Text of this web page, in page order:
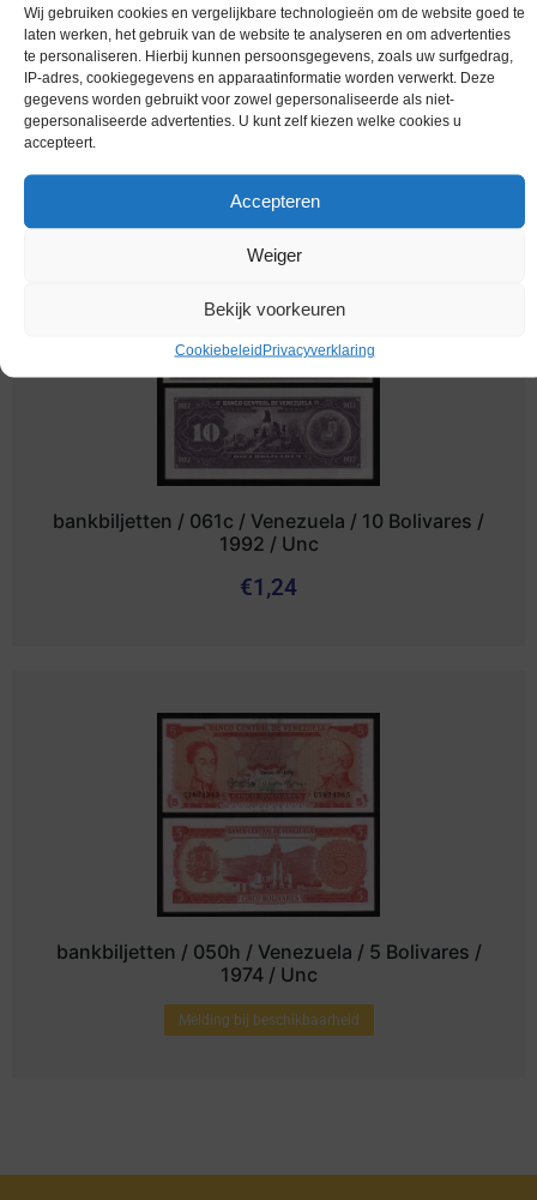
Wij gebruiken cookies en vergelijkbare technologieën om de website goed te
laten werken, het gebruik van de website te analyseren en om advertenties
te personaliseren. Hierbij kunnen persoonsgegevens, zoals uw surfgedrag,
IP-adres, cookiegegevens en apparaatinformatie worden verwerkt. Deze
gegevens worden gebruikt voor zowel gepersonaliseerde als niet-
gepersonaliseerde advertenties. U kunt zelf kiezen welke cookies u
accepteert.
Accepteren
Weiger
Bekijk voorkeuren
CookiebeleidPrivacyverklaring
bankbiljetten / 087a / Venezuela / 50000
Bolivares / 2005 / Unc
bankbiljetten / 061c / Venezuela / 10 Bolivares /
1992 / Unc
€1,24
bankbiljetten / 050h / Venezuela / 5 Bolivares /
1974 / Unc
Melding bij beschikbaarheid